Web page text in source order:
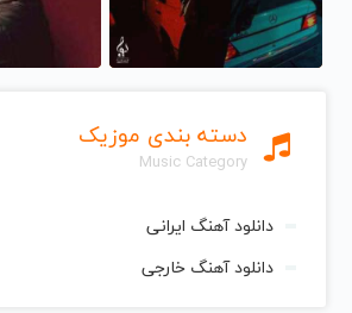
دسته بندی موزیک
Music Category
دانلود آهنگ ایرانی
دانلود آهنگ خارجی